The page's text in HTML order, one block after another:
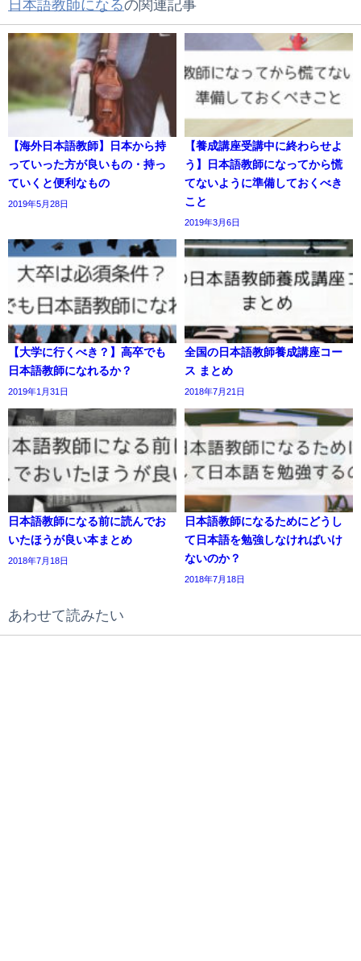
日本語教師になるの関連記事
【海外日本語教師】日本から持
っていった方が良いもの・持っ
ていくと便利なもの
2019年5月28日
【養成講座受講中に終わらせよ
う】日本語教師になってから慌
てないように準備しておくべき
こと
2019年3月6日
【大学に行くべき？】高卒でも
日本語教師になれるか？
2019年1月31日
全国の日本語教師養成講座コー
ス まとめ
2018年7月21日
日本語教師になる前に読んでお
いたほうが良い本まとめ
2018年7月18日
日本語教師になるためにどうし
て日本語を勉強しなければいけ
ないのか？
2018年7月18日
あわせて読みたい